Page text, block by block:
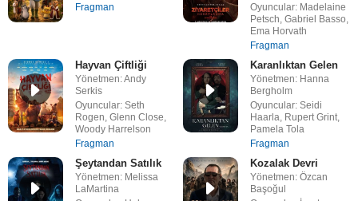
Fragman
Oyuncular: Madelaine
Petsch, Gabriel Basso,
Ema Horvath
Fragman
Hayvan Çiftliği
Yönetmen: Andy
Serkis
Oyuncular: Seth
Rogen, Glenn Close,
Woody Harrelson
Fragman
Karanlıktan Gelen
Yönetmen: Hanna
Bergholm
Oyuncular: Seidi
Haarla, Rupert Grint,
Pamela Tola
Fragman
Şeytandan Satılık
Yönetmen: Melissa
LaMartina
Kozalak Devri
Yönetmen: Özcan
Başoğul